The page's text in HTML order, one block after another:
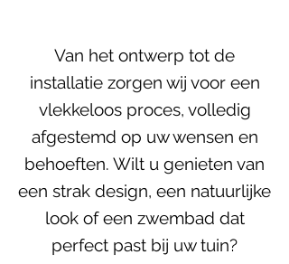
Van het ontwerp tot de
installatie zorgen wij voor een
vlekkeloos proces, volledig
afgestemd op uw wensen en
behoeften. Wilt u genieten van
een strak design, een natuurlijke
look of een zwembad dat
perfect past bij uw tuin?